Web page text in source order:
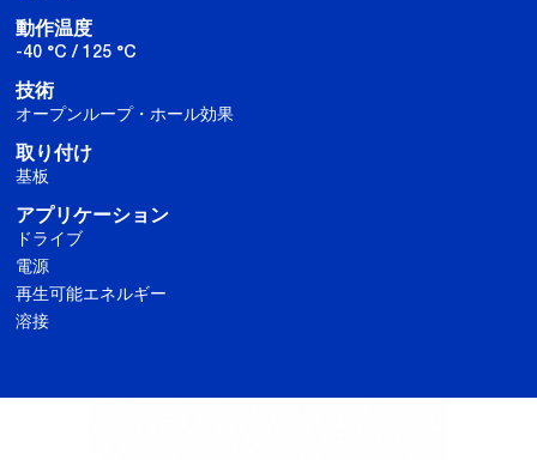
動作温度
-40 °C / 125 °C
技術
オープンループ・ホール効果
取り付け
基板
アプリケーション
ドライブ
電源
再生可能エネルギー
溶接